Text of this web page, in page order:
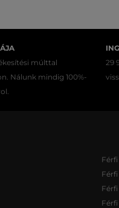
múlttal
Nálunk mindig 100%-
29